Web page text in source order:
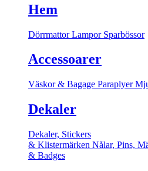
Hem
DörrmattorLampor Sparbössor
Accessoarer
Väskor & Bagage Paraplyer
Dekaler
Dekaler, Stickers
& Klistermärken Nålar, Pins,
& Badges